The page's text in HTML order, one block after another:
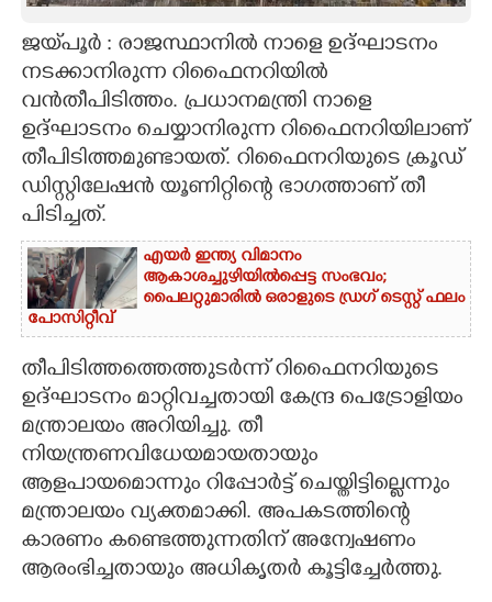
CARTOONS
LITERATURE
ZOOM
CONTACT US
ജയ്‌പൂർ : രാജസ്ഥാനിൽ നാളെ ഉദ്ഘാടനം
നടക്കാനിരുന്ന റിഫൈനറിയിൽ
വൻതീപിടിത്തം. പ്രധാനമന്ത്രി നാളെ
ഉദ്ഘാടനം ചെയ്യാനിരുന്ന റിഫൈനറിയിലാണ്
തീപിടിത്തമുണ്ടായത്. റിഫൈനറിയുടെ ക്രൂഡ്
ഡിസ്റ്റിലേഷൻ യൂണിറ്റിന്റെ ഭാഗത്താണ് തീ
പിടിച്ചത്.
എയർ ഇന്ത്യ വിമാനം
ആകാശച്ചുഴിയിൽപ്പെട്ട സംഭവം;
പൈലറ്റുമാരിൽ ഒരാളുടെ ഡ്രഗ് ടെസ്റ്റ് ഫലം
പോസിറ്റീവ്
തീപിടിത്തത്തെത്തുടർന്ന് റിഫൈനറിയുടെ
ഉദ്ഘാടനം മാറ്റിവച്ചതായി കേന്ദ്ര പെട്രോളിയം
മന്ത്രാലയം അറിയിച്ചു. തീ
നിയന്ത്രണവിധേയമായതായും
ആളപായമൊന്നും റിപ്പോർട്ട് ചെയ്തിട്ടില്ലെന്നും
മന്ത്രാലയം വ്യക്തമാക്കി. അപകടത്തിന്റെ
കാരണം കണ്ടെത്തുന്നതിന് അന്വേഷണം
ആരംഭിച്ചതായും അധികൃതർ കൂട്ടിച്ചേർത്തു.